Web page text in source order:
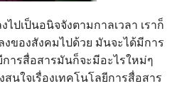
ปเป็นอนิจจังตามกาลเวลา เราก็
งของสังคมไปด้วย มันจะได้มีการ
ารสื่อสารมันก็จะมีอะไรใหม่ๆ
สนใจเรื่องเทคโนโลยีการสื่อสาร